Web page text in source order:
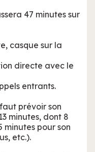
47 minutes sur
casque sur la
directe avec le
entrants.
prévoir son
minutes, dont 8
minutes pour son
etc.).